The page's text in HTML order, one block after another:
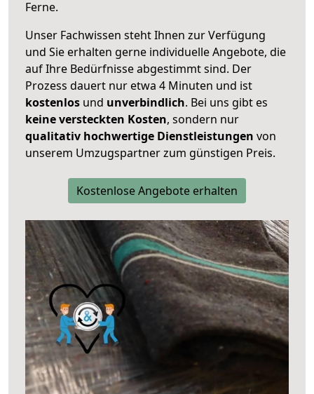
Ferne.
Unser Fachwissen steht Ihnen zur Verfügung
und Sie erhalten gerne individuelle Angebote, die
auf Ihre Bedürfnisse abgestimmt sind. Der
Prozess dauert nur etwa 4 Minuten und ist
kostenlos und unverbindlich. Bei uns gibt es
keine versteckten Kosten, sondern nur
qualitativ hochwertige Dienstleistungen von
unserem Umzugspartner zum günstigen Preis.
Kostenlose Angebote erhalten